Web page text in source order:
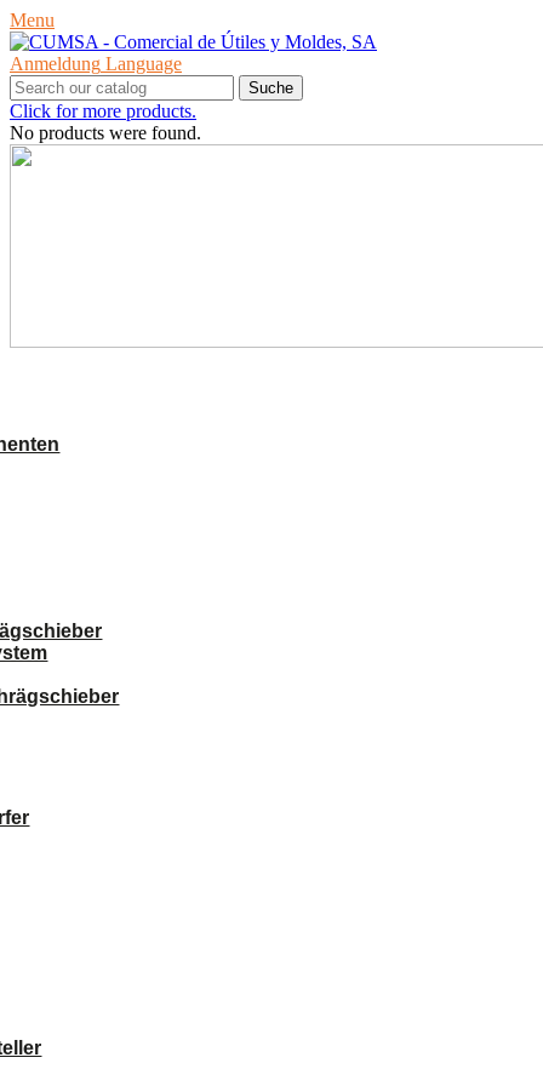
Menu
Anmeldung Language
Suche
Click for more products.
No products were found.